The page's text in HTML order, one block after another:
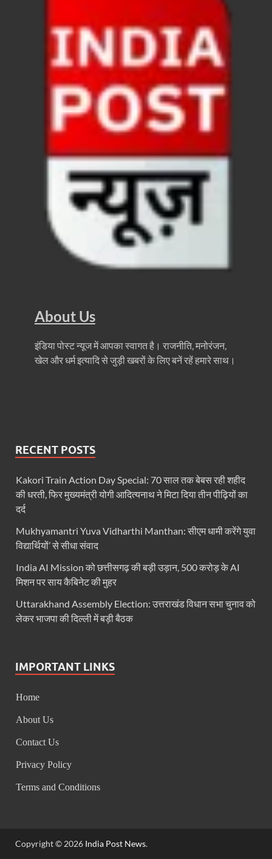
UP Road Safty: सड़क सुरक्षा के लिए मुख्यमंत्री का 4-ई
KP Maurya Statement: माफिया और समाजवादी पार्टी
FSSAI: जांच में अंडे पूरी तरह सुरक्षित पाए गए: FSSAI
Anil Vij Statement: कांग्रेस का अविश्वास प्रस्ताव
Chronic Kidney Disease: क्रोनिक किडनी डिजीज
Bihar NDA MP: बिहार एनडीए सांसदों ने बीजेपी राष्ट्रीय
VB G Ram G Bill: बिल फाड़ना लोकतंत्र की हत्या –
Former DGP Prashant Kumar: उत्तर प्रदेश शिक्षा
Indian Railway New Policy: ट्रेन में भी एयरपोर्ट जैसा
Soil To Silk Exhibition: सॉइल टू सिल्क’ की अनूठी
GST Sudhar Book: सामाजिक न्याय, आर्थिक समानता
UP BJP State President: पंकज चौधरी बने उत्तर प्रदेश
दिल्ली में चमकेगा मध्यप्रदेश – संस्कृति, कला और परंपरा का
धरती का स्वास्थ्य सही रहेगा तभी बची रहेगी सृष्टिः योगी
Ayushman Yojana: मुख्यमंत्री ने 142 नवनियुक्त
Vande Matram In Parilament: वंदे मातरम पर संसद में
Manas Khand Mala Yojana: मुख्यमंत्री धामी ने किया
Bastar Mobile Network: बस्तर के कोंडापल्ली में पहली
Skill Development & Polytechnic Courses:
Air Fare Issue: इंडिगो संकट के बीच बढ़े हुए हवाई किराए
Lok Sabha 5G Service: चित्तौडगढ़ सांसद सीपी जोशी ने
About Us
इंडिया पोस्ट न्यूज में आपका स्वागत है। राजनीति, मनोरंजन,
खेल और धर्म इत्यादि से जुड़ी खबरों के लिए बनें रहें हमारे साथ।
RECENT POSTS
Kakori Train Action Day Special: 70 साल तक बेबस रही शहीद
की धरती, फिर मुख्यमंत्री योगी आदित्यनाथ ने मिटा दिया तीन पीढ़ियों का
दर्द
Mukhyamantri Yuva Vidharthi Manthan: सीएम धामी करेंगे युवा
विद्यार्थियों’ से सीधा संवाद
India AI Mission को छत्तीसगढ़ की बड़ी उड़ान, 500 करोड़ के AI
मिशन पर साय कैबिनेट की मुहर
Uttarakhand Assembly Election: उत्तराखंड विधान सभा चुनाव को
लेकर भाजपा की दिल्ली में बड़ी बैठक
IMPORTANT LINKS
Home
About Us
Contact Us
Privacy Policy
Terms and Conditions
Copyright © 2026 India Post News.